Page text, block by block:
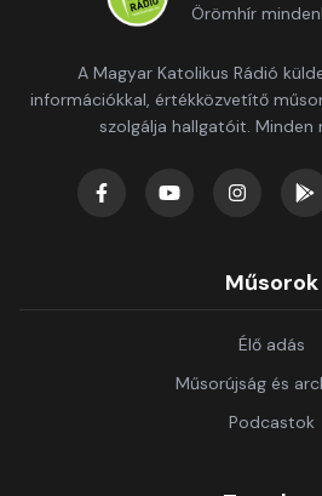
Örömhír
A Magyar Katolikus Rádió
információkkal, értékközvetítő
szolgálja hallgatóit. Minden
Műsorok
Élő adás
Műsorújság és
Podcastok